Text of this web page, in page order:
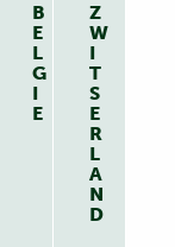
B
E
L
G
I
E
Z
W
I
T
S
E
R
L
A
N
D